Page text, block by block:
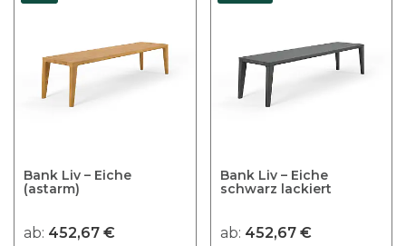
Bank Liv – Eiche
(astarm)
ab: 452,67 €
Bank Liv – Eiche
schwarz lackiert
ab: 452,67 €